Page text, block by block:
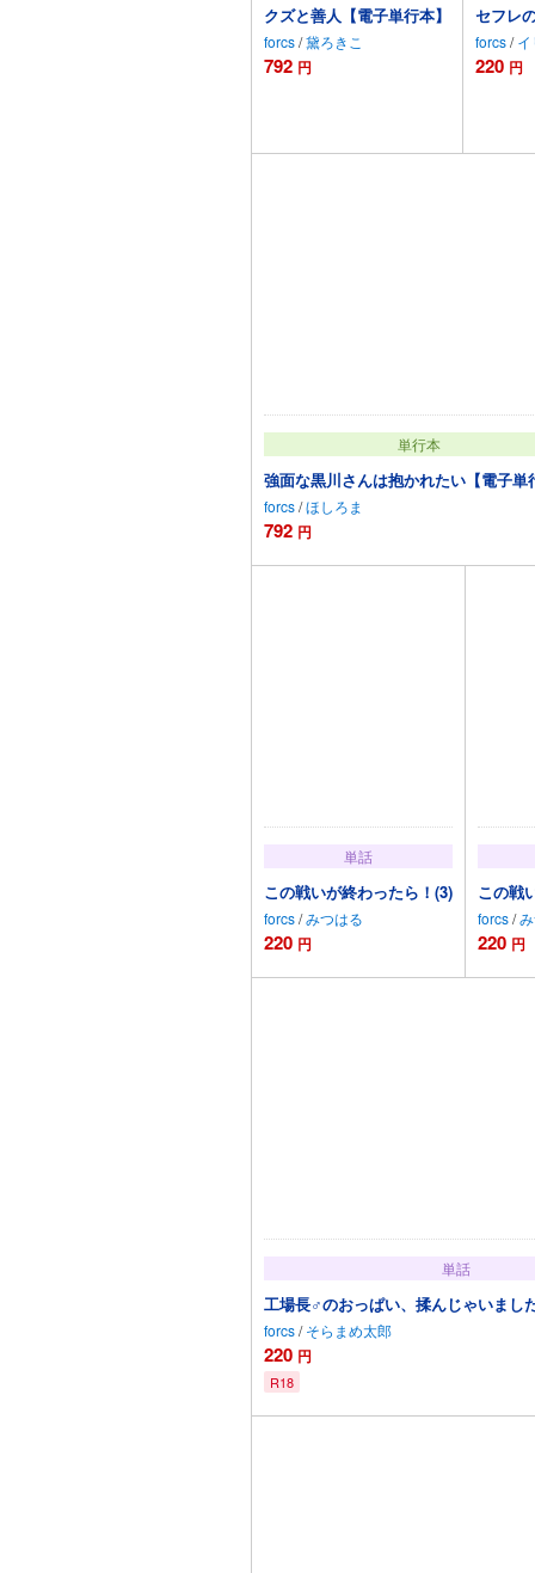
クズと善人【電子単行本】
forcs/黛ろきこ
792 円
セフレ
forcs/
220 円
単行本
強面な黒川さんは抱かれたい【電子単
forcs/ほしろま
792 円
単話
この戦いが終わったら！(3)
forcs/みつはる
220 円
この戦
forcs/
220 円
単話
工場長♂のおっぱい、揉んじゃいまし
forcs/ そらまめ太郎
220 円
R18